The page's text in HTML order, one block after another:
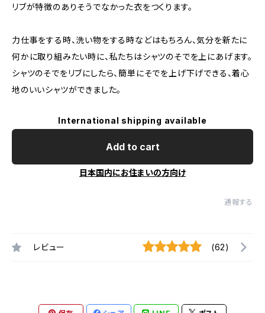
リブが特徴のありそうでなかった衣をつくります。
力仕事をする時、洗い物をする時などはもちろん、気分を新たに
何かに取り組みたい時に、私たちはシャツのそでを上にあげます。
シャツのそでをリブにしたら、簡単にそでを上げ下げできる、着心
地のいいシャツができました。
International shipping available
Add to cart
日本国内にお住まいの方向け
通報する
レビュー (62)